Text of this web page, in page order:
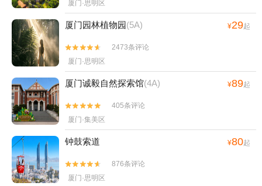
厦门·思明区
厦门园林植物园(5A) ¥29起


2473条评论
厦门·思明区
厦门诚毅自然探索馆(4A) ¥89起


405条评论
厦门·集美区
钟鼓索道 ¥80起


876条评论
厦门·思明区